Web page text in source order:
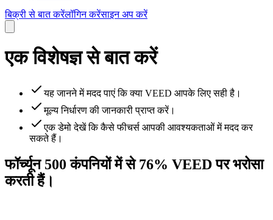
बिक्री से बात करेंलॉगिन करेंसाइन अप करें
एक विशेषज्ञ से बात करें
यह जानने में मदद पाएं कि क्या VEED आपके लिए सही है।
मूल्य निर्धारण की जानकारी प्राप्त करें।
एक डेमो देखें कि कैसे फीचर्स आपकी आवश्यकताओं में मदद कर
सकते हैं।
फॉर्च्यून 500 कंपनियों में से 76% VEED पर भरोसा
करती हैं।